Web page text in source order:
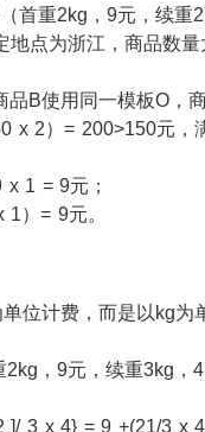
首重2kg，9元，续重
地点为浙江，商品数
B使用同一模板O，
x 2）= 200>150元，
1 = 9元；
）= 9元。
位计费，而是以kg为
，9元，续重3kg，
]/ 3 x 4} = 9 +(21/3 x